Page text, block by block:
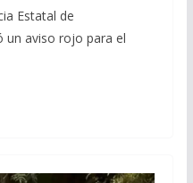
Estatal de
un aviso rojo para el